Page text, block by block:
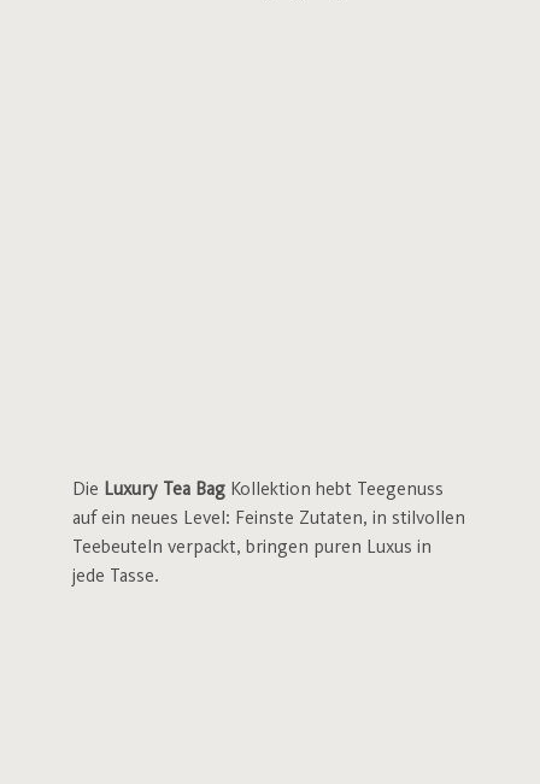
Die Luxury Tea Bag Kollektion hebt Teegenuss
auf ein neues Level: Feinste Zutaten, in stilvollen
Teebeuteln verpackt, bringen puren Luxus in
jede Tasse.